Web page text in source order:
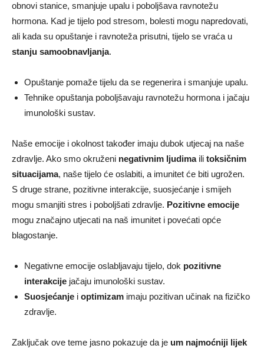
obnovi stanice, smanjuje upalu i poboljšava ravnotežu
hormona. Kad je tijelo pod stresom, bolesti mogu napredovati,
ali kada su opuštanje i ravnoteža prisutni, tijelo se vraća u
stanju samoobnavljanja.
Opuštanje pomaže tijelu da se regenerira i smanjuje upalu.
Tehnike opuštanja poboljšavaju ravnotežu hormona i jačaju
imunološki sustav.
Naše emocije i okolnost također imaju dubok utjecaj na naše
zdravlje. Ako smo okruženi negativnim ljudimaili toksičnim
situacijama, naše tijelo će oslabiti, a imunitet će biti ugrožen.
S druge strane, pozitivne interakcije, suosjećanje i smijeh
mogu smanjiti stres i poboljšati zdravlje. Pozitivne emocije
mogu značajno utjecati na naš imunitet i povećati opće
blagostanje.
Negativne emocije oslabljavaju tijelo, dok pozitivne
interakcije jačaju imunološki sustav.
Suosjećanje i optimizam imaju pozitivan učinak na fizičko
zdravlje.
Zaključak ove teme jasno pokazuje da je um najmoćniji lijek